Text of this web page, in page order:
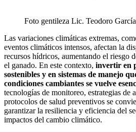
Foto gentileza Lic. Teodoro
Las variaciones climáticas extremas,
eventos climáticos intensos, afectan la
recursos hídricos, aumentando el riesgo
el ganado. En este contexto, invertir en
sostenibles y en sistemas de manejo
condiciones cambiantes se vuelve
tecnologías de monitoreo, estrategias de
protocolos de salud preventivos se
garantizar la resiliencia y eficiencia del
impactos del cambio climático.